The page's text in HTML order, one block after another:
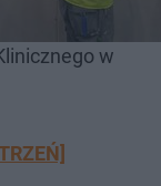
dzięki
w